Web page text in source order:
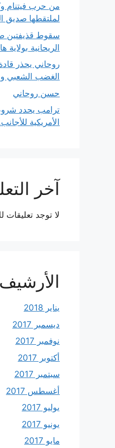
من حرب فيتنام
لملتقطها صديق
سقوط قذيفتين
الريحانية بولاية
روحاني يحذر
الغضب الشعبي
حسن روحاني
ترامب يحدد
الأمريكية
آخر
لا توجد
الأرشيف
يناير 2018
ديسمبر 2017
نوفمبر 2017
أكتوبر 2017
سبتمبر 2017
أغسطس 2017
يوليو 2017
يونيو 2017
مايو 2017